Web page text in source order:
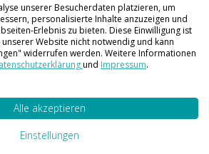
auf
unserer Besucherdaten platzieren, um
personalisierte Inhalte anzuzeigen und
Erlebnis zu bieten. Diese Einwilligung ist
Website nicht notwendig und kann
widerrufen werden. Weitere Informationen
und Impressum.
Alle akzeptieren
Einstellungen